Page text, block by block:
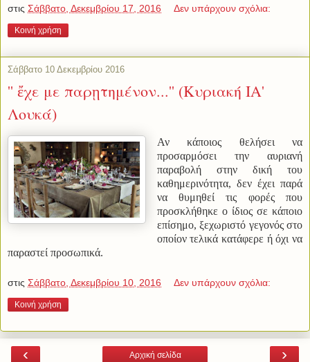
στις Σάββατο, Δεκεμβρίου 17, 2016 Δεν υπάρχουν σχόλια:
Κοινή χρήση
Σάββατο 10 Δεκεμβρίου 2016
'' ἔχε με παρῃτημένον...'' (Κυριακή ΙΑ'
Λουκά)
Αν κάποιος θελήσει να
προσαρμόσει την αυριανή
παραβολή στην δική του
καθημερινότητα, δεν έχει παρά
να θυμηθεί τις φορές που
προσκλήθηκε ο ίδιος σε κάποιο
επίσημο, ξεχωριστό γεγονός στο
οποίον τελικά κατάφερε ή όχι να
παραστεί προσωπικά.
στις Σάββατο, Δεκεμβρίου 10, 2016 Δεν υπάρχουν σχόλια:
Κοινή χρήση
‹ ›
Αρχική σελίδα